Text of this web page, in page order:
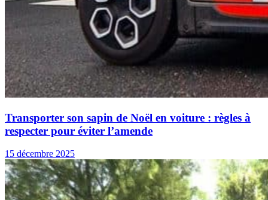
Transporter son sapin de Noël en voiture : règles à
respecter pour éviter l’amende
15 décembre 2025